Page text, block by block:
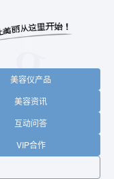
美容仪产品
美容资讯
互动问答
VIP合作